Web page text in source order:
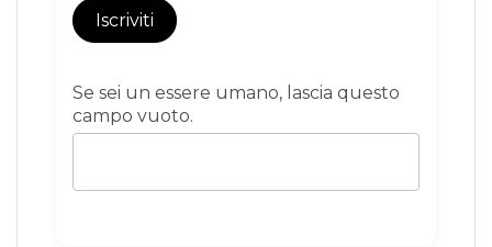
Iscriviti
Se sei un essere umano, lascia questo
campo vuoto.